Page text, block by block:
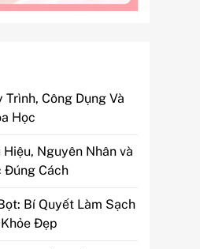
Trình, Công Dụng Và
Học
Hiệu, Nguyên Nhân và
Đúng Cách
Bí Quyết Làm Sạch
Đẹp